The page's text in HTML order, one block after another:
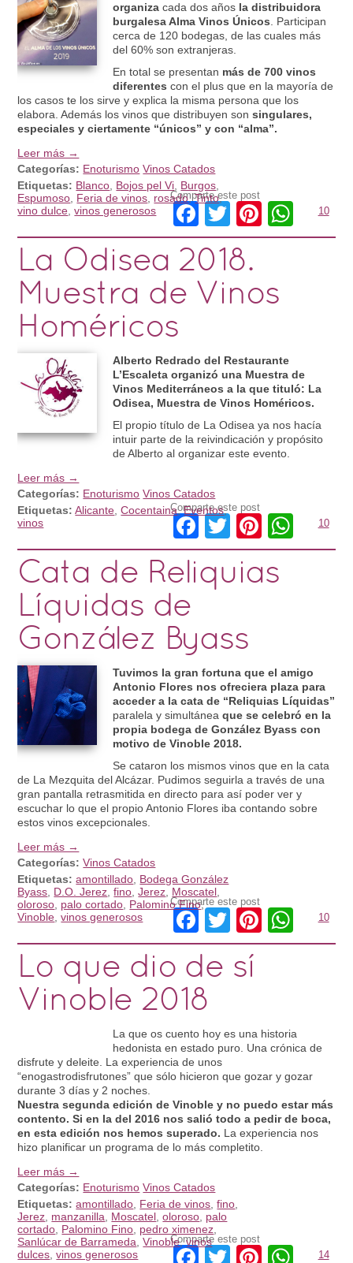
organiza cada dos años la distribuidora
burgalesa Alma Vinos Únicos . Participan
cerca de 120 bodegas, de las cuales más
del 60% son extranjeras.
En total se presentan más de 700 vinos
diferentes con el plus que en la mayoría de
los casos te los sirve y explica la misma persona que los
elabora. Además los vinos que distribuyen sonsingulares,
especiales y ciertamente “únicos” y con “alma”.
Leer más →
Categorías: Enoturismo Vinos Catados
Etiquetas: Blanco Bojos pel Vi Burgos
Espumoso Feria de vinos rosado,Tinto,
vino dulce ,vinos generosos
Comparte este post
Facebook
Twitter 10
La Odisea 2018.
Muestra de Vinos
Homéricos
Alberto Redrado del Restaurante
L’Escaleta organizó una Muestra de
Vinos Mediterráneos a la que tituló: La
Odisea, Muestra de Vinos Homéricos.
El propio título de La Odisea ya nos hacía
intuir parte de la reivindicación y propósito
de Alberto al organizar este evento.
Leer más →
Categorías: Enoturismo Vinos Catados
Etiquetas: Alicante ,Cocentaina,Eventos,
vinos
Comparte este post
Facebook
Twitter 10
Cata de Reliquias
Líquidas de
González Byass
Tuvimos la gran fortuna que el amigo
Antonio Flores nos ofreciera plaza para
acceder a la cata de “Reliquias Líquidas”
paralela y simultáneaque se celebró en la
propia bodega de González Byass con
motivo de Vinoble 2018.
Se cataron los mismos vinos que en la cata
de La Mezquita del Alcázar. Pudimos seguirla a través de una
gran pantalla retrasmitida en directo para así poder ver y
escuchar lo que el propio Antonio Flores iba contando sobre
estos vinos excepcionales.
Leer más →
Categorías:Vinos Catados
Etiquetas: amontillado Bodega González
Byass D.O. Jerez ,fino ,Jerez Moscatel
oloroso palo cortado Palomino Fino,
Vinoble ,vinos generosos
Comparte este post
Facebook
Twitter 10
Lo que dio de sí
Vinoble 2018
La que os cuento hoy es una historia
hedonista en estado puro. Una crónica de
disfrute y deleite. La experiencia de unos
“enogastrodisfrutones” que sólo hicieron que gozar y gozar
durante 3 días y 2 noches.
Nuestra segunda edición de Vinoble y no puedo estar más
contento. Si en la del 2016 nos salió todo a pedir de boca,
en esta edición nos hemos superado. La experiencia nos
hizo planificar un programa de lo más completito.
Leer más →
Categorías: Enoturismo Vinos Catados
Etiquetas: amontillado Feria de vinos ,fino
Jerez manzanilla Moscatel ,oloroso palo
cortado Palomino Fino pedro ximenez
Sanlúcar de Barrameda ,Vinoble,vinos
dulces ,vinos generosos
Comparte este post
14